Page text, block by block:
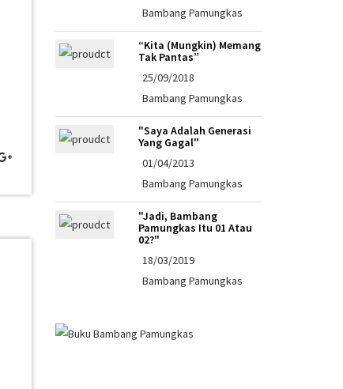
Bambang Pamungkas
“Kita (Mungkin) Memang
Tak Pantas”
25/09/2018
Bambang Pamungkas
"Saya Adalah Generasi
Yang Gagal"
01/04/2013
Bambang Pamungkas
"Jadi, Bambang
Pamungkas Itu 01 Atau
02?"
18/03/2019
Bambang Pamungkas